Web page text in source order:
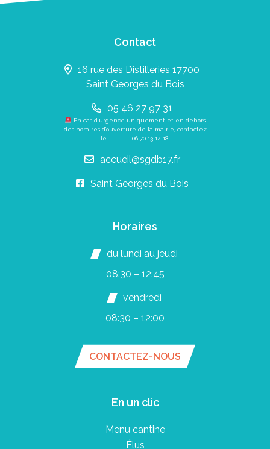
Contact
16 rue des Distilleries 17700
Saint Georges du Bois
05 46 27 97 31
En cas d’urgence uniquement et en dehors
des horaires d’ouverture de la mairie, contactez
le 06 70 13 14 18
accueil@sgdb17.fr
Saint Georges du Bois
Horaires
du lundi au jeudi
08:30 – 12:45
vendredi
08:30 – 12:00
CONTACTEZ-NOUS
En un clic
Menu cantine
Élus